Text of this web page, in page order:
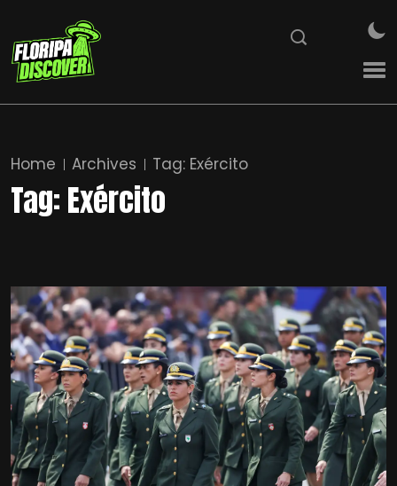
Home Archives Tag: Exército
Tag:Exército